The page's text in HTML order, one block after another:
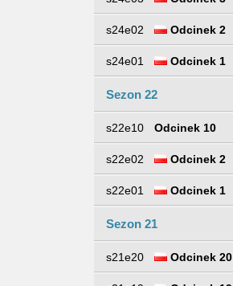
s24e02 Odcinek 2
s24e01 Odcinek 1
Sezon 22
s22e10 Odcinek 10
s22e02 Odcinek 2
s22e01 Odcinek 1
Sezon 21
s21e20 Odcinek 20